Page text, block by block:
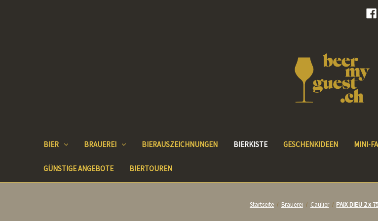
BIER BRAUEREI BIERAUSZEICHNUNGEN BIERKISTE GESCHENKIDEEN MINI-
GÜNSTIGE ANGEBOTE BIERTOUREN
Startseite Brauerei Caulier PAIX DIEU 2 x